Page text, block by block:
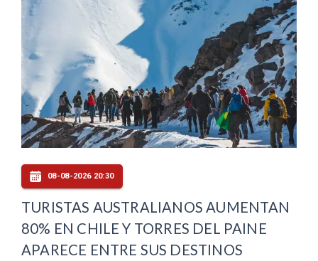
08-08-2026 20:30
TURISTAS AUSTRALIANOS AUMENTAN
80% EN CHILE Y TORRES DEL PAINE
APARECE ENTRE SUS DESTINOS